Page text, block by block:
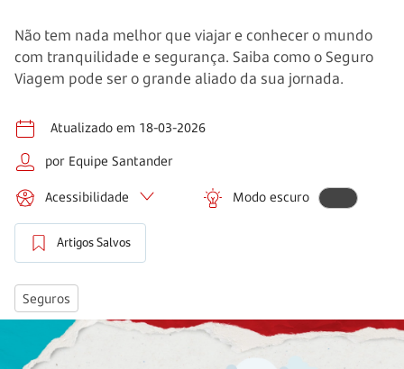
Não tem nada melhor que viajar e conhecer o mundo
com tranquilidade e segurança. Saiba como o Seguro
Viagem pode ser o grande aliado da sua jornada.
Atualizado em 18-03-2026
por Equipe Santander
Acessibilidade Modo escuro
Artigos Salvos
Seguros